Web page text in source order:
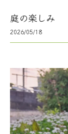
庭の楽しみ
2026/05/18